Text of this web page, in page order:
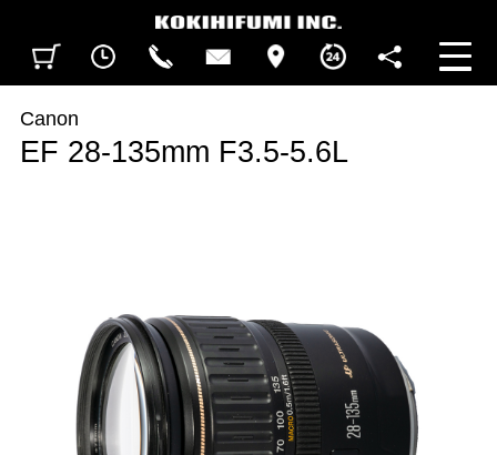
BUSINESS HOURS
FOLLOW US
Canon
EF 28-135mm F3.5-5.6L